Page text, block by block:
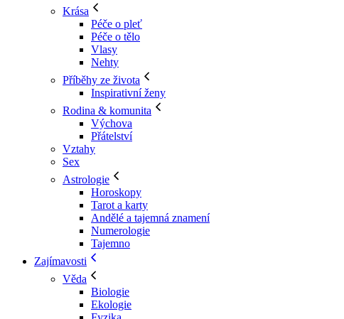
Krása
Péče o pleť
Péče o tělo
Vlasy
Nehty
Příběhy ze života
Inspirativní ženy
Rodina & komunita
Výchova
Přátelství
Vztahy
Sex
Astrologie
Horoskopy
Tarot a karty
Andělé a tajemná znamení
Numerologie
Tajemno
Zajímavosti
Věda
Biologie
Ekologie